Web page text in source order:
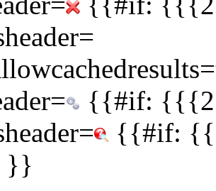
{{#if:
{{#if:
}}